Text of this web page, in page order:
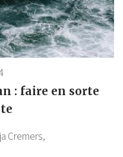
: faire en sorte
Cremers,